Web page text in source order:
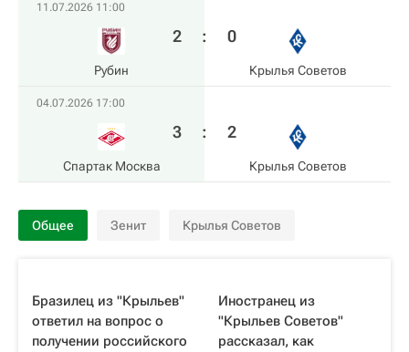
11.07.2026 11:00
Рубин
2 : 0
Крылья Советов
04.07.2026 17:00
Спартак Москва
3 : 2
Крылья Советов
Общее Зенит Крылья Советов
Бразилец из "Крыльев"
ответил на вопрос о
получении российского
Иностранец из
"Крыльев Советов"
рассказал, как